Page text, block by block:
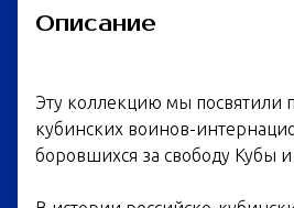
Описание
Эту коллекцию мы посвятили
кубинских воинов-
боровшихся за свободу Кубы